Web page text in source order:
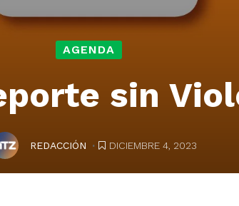
AGENDA
sin
REDACCIÓN . DICIEMBRE 4, 2023